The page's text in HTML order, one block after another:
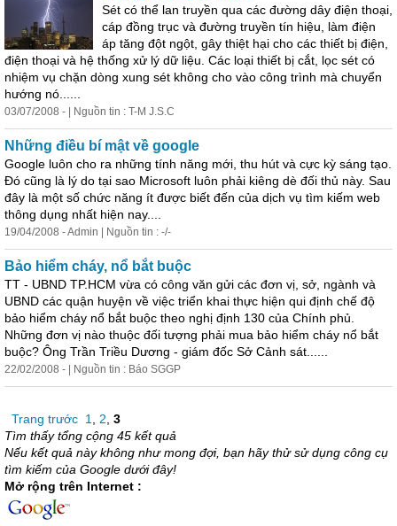
Sét có thể lan truyền qua các đường dây điện thoại,
cáp đồng trục và đường truyền tín hiệu, làm điện
áp tăng đột ngột, gây thiệt hại cho các thiết bị điện,
điện thoại và hệ thống xử lý dữ liệu. Các loại thiết bị cắt, lọc sét có
nhiệm vụ chặn dòng xung sét không cho vào công trình mà chuyển
hướng nó......
03/07/2008 - | Nguồn tin : T-M J.S.C
Những điều bí mật về google
Google luôn cho ra những tính năng mới, thu hút và cực kỳ sáng tạo.
Đó cũng là lý do tại sao Microsoft luôn phải kiêng dè đối thủ này. Sau
đây là một số chức năng ít được biết đến của dịch vụ tìm kiếm web
thông dụng nhất hiện nay....
19/04/2008 - Admin | Nguồn tin : -/-
Bảo hiểm cháy, nổ bắt buộc
TT - UBND TP.HCM vừa có công văn gửi các đơn vị, sở, ngành và
UBND các quận huyện về việc triển khai thực hiện qui định chế độ
bảo hiểm cháy nổ bắt buộc theo nghị định 130 của Chính phủ.
Những đơn vị nào thuộc đối tượng phải mua bảo hiểm cháy nổ bắt
buộc? Ông Trần Triều Dương - giám đốc Sở Cảnh sát......
22/02/2008 - | Nguồn tin : Báo SGGP
Trang trước 1 2 3
Tìm thấy tổng cộng 45 kết quả
Nếu kết quả này không như mong đợi, bạn hãy thử sử dụng công cụ
tìm kiếm của Google dưới đây!
Mở rộng trên Internet :